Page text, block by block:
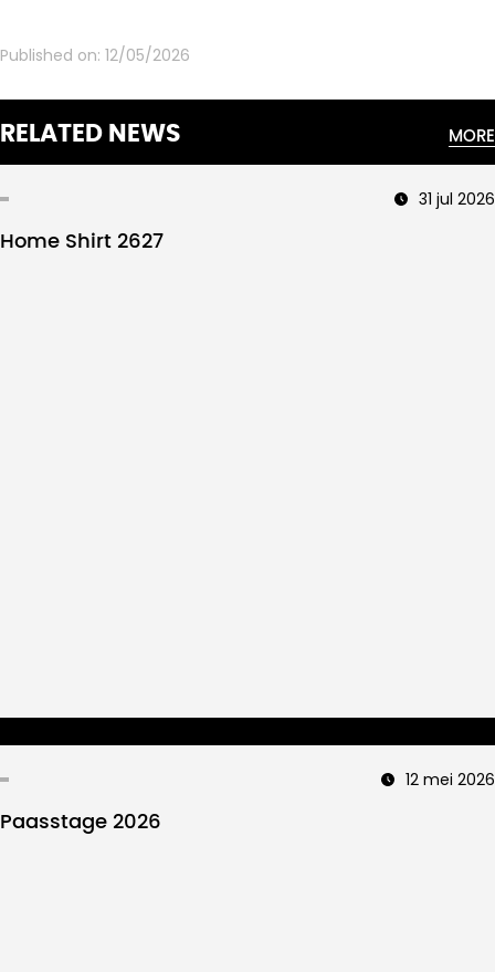
Published on: 12/05/2026
RELATED NEWS MORE
31 jul 2026
Home Shirt 2627
12 mei 2026
Paasstage 2026